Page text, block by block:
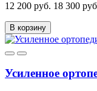
12 200 руб. 18 300
В корзину
Усиленное